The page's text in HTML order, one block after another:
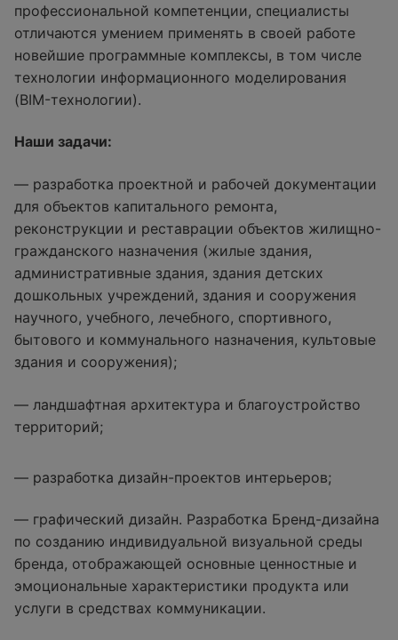
профессиональной компетенции, специалисты
отличаются умением применять в своей работе
новейшие программные комплексы, в том числе
технологии информационного моделирования
(BIM-технологии).
Наши задачи:
— разработка проектной и рабочей документации
для объектов капитального ремонта,
реконструкции и реставрации объектов жилищно-
гражданского назначения (жилые здания,
административные здания, здания детских
дошкольных учреждений, здания и сооружения
научного, учебного, лечебного, спортивного,
бытового и коммунального назначения, культовые
здания и сооружения);
— ландшафтная архитектура и благоустройство
территорий;
— разработка дизайн-проектов интерьеров;
— графический дизайн. Разработка Бренд-дизайна
по созданию индивидуальной визуальной среды
бренда, отображающей основные ценностные и
эмоциональные характеристики продукта или
услуги в средствах коммуникации.